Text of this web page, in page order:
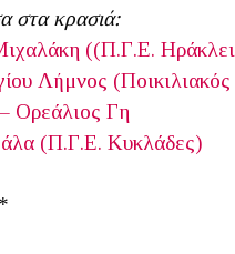
στα κρασιά:
((Π.Γ.Ε.
Λήμνος
Ορεάλιος Γη
(Π.Γ.Ε. Κυκλάδες)